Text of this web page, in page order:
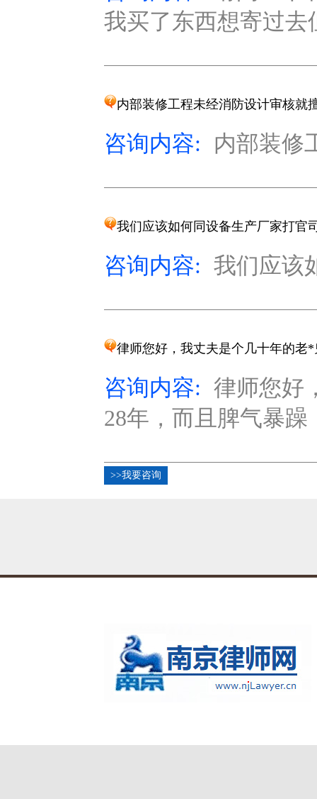
我买了东西想寄过去
内部装修工程未经消防设计审核就
咨询内容: 内部装修
我们应该如何同设备生产厂家打官
咨询内容: 我们应该
律师您好，我丈夫是个几十年的老
咨询内容: 律师您好
28年，而且脾气暴
>>我要咨询